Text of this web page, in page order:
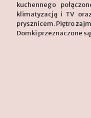
kuchennego
klimatyzacją i TV
prysznicem. Piętro
Domki przeznaczone